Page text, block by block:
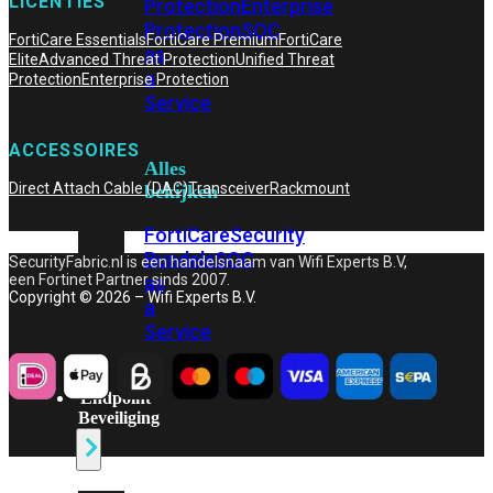
ProtectionEnterprise
ProtectionSOC
as
a
Service
Alles
bekijken
FortiCareSecurity
BundelsSOC
as
a
Service
Endpoint
Beveiliging
FortiCare EssentialsFortiCare PremiumFortiCare
EliteAdvanced Threat ProtectionUnified Threat
ProtectionEnterprise Protection
ACCESSOIRES
Direct Attach Cable (DAC)TransceiverRackmount
SecurityFabric.nl is een handelsnaam van Wifi Experts B.V,
een Fortinet Partner sinds 2007.
Copyright © 2026 – Wifi Experts B.V.